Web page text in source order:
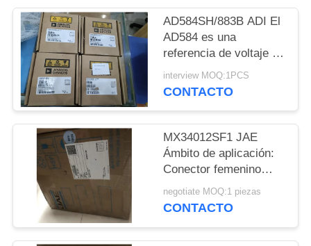
SITIO
POLÍTICAS
DE
PRIVACIDAD
AD584SH/883B ADI El
AD584 es una
referencia de voltaje de
precisión de 8
terminales que ofrece
interview MOQ:1PCS
CONTACTO
MX34012SF1 JAE
Ámbito de aplicación:
Conector femenino
para vehículos
negotiate MOQ:1 piezas
CONTACTO